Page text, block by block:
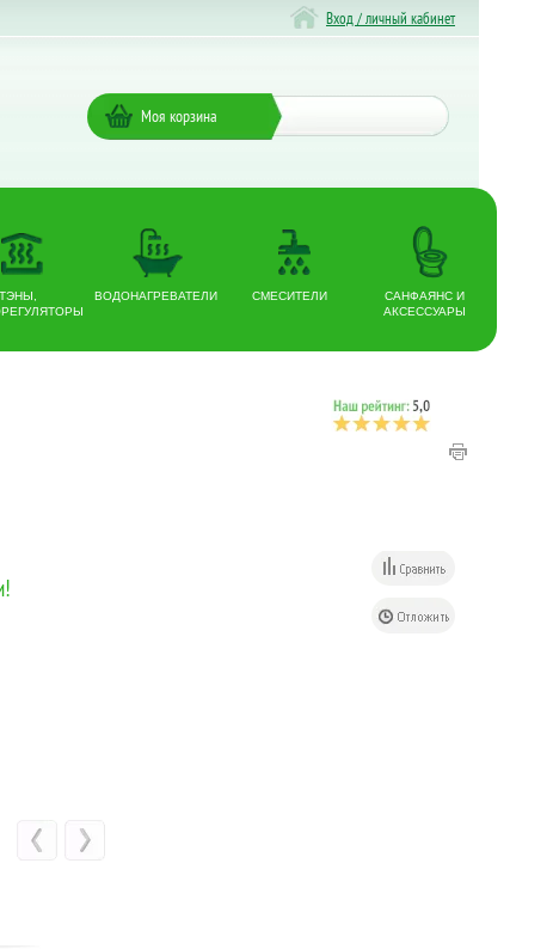
Вход / личный кабинет
Моя корзина
ТЭНЫ,
ВОДОНАГРЕВАТЕЛИ СМЕСИТЕЛИ
САНФАЯНС И
АКСЕССУАРЫ